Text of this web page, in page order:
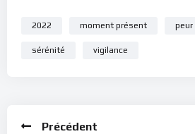
2022 moment présent peur
sérénité vigilance
Précédent